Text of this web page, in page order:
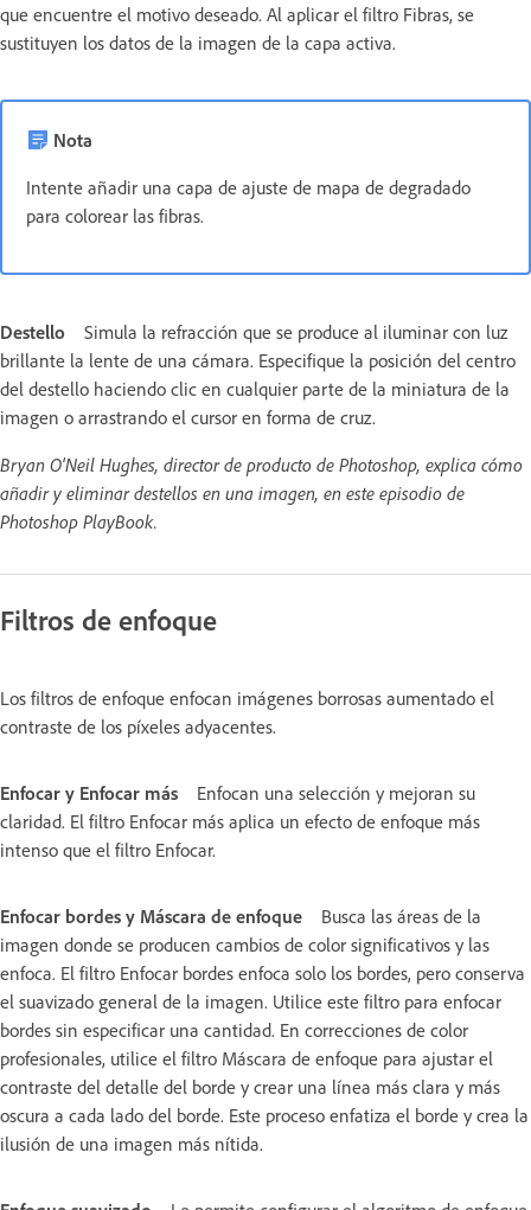
que encuentre el motivo deseado. Al aplicar el filtro Fibras, se
sustituyen los datos de la imagen de la capa activa.
Nota
Intente añadir una capa de ajuste de mapa de degradado
para colorear las fibras.
Destello
Simula la refracción que se produce al iluminar con luz
brillante la lente de una cámara. Especifique la posición del centro
del destello haciendo clic en cualquier parte de la miniatura de la
imagen o arrastrando el cursor en forma de cruz.
Bryan O'Neil Hughes, director de producto de Photoshop, explica cómo
añadir y eliminar destellos en una imagen, en este episodio de
Photoshop PlayBook.
Filtros de enfoque
Los filtros de enfoque enfocan imágenes borrosas aumentado el
contraste de los píxeles adyacentes.
Enfocar y Enfocar más
Enfocan una selección y mejoran su
claridad. El filtro Enfocar más aplica un efecto de enfoque más
intenso que el filtro Enfocar.
Enfocar bordes y Máscara de enfoque
Busca las áreas de la
imagen donde se producen cambios de color significativos y las
enfoca. El filtro Enfocar bordes enfoca solo los bordes, pero conserva
el suavizado general de la imagen. Utilice este filtro para enfocar
bordes sin especificar una cantidad. En correcciones de color
profesionales, utilice el filtro Máscara de enfoque para ajustar el
contraste del detalle del borde y crear una línea más clara y más
oscura a cada lado del borde. Este proceso enfatiza el borde y crea la
ilusión de una imagen más nítida.